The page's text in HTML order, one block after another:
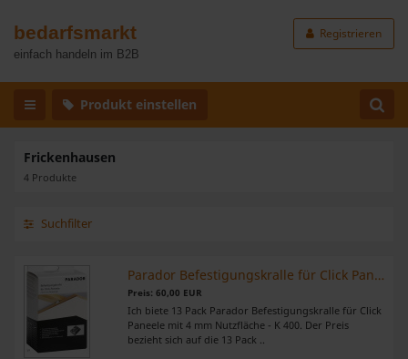
bedarfsmarkt
einfach handeln im B2B
Registrieren
Produkt einstellen
Frickenhausen
4 Produkte
Suchfilter
Parador Befestigungskralle für Click Paneele
Preis: 60,00 EUR
Ich biete 13 Pack Parador Befestigungskralle für Click
Paneele mit 4 mm Nutzfläche - K 400. Der Preis
bezieht sich auf die 13 Pack ..